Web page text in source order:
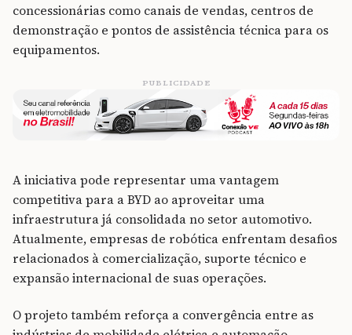
concessionárias como canais de vendas, centros de
demonstração e pontos de assistência técnica para os
equipamentos.
PUBLICIDADE
A iniciativa pode representar uma vantagem
competitiva para a BYD ao aproveitar uma
infraestrutura já consolidada no setor automotivo.
Atualmente, empresas de robótica enfrentam desafios
relacionados à comercialização, suporte técnico e
expansão internacional de suas operações.
O projeto também reforça a convergência entre as